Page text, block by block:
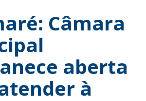
Câmara
aberta
à